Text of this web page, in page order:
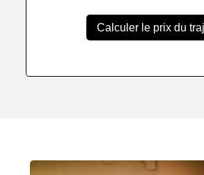
Calculer le prix du